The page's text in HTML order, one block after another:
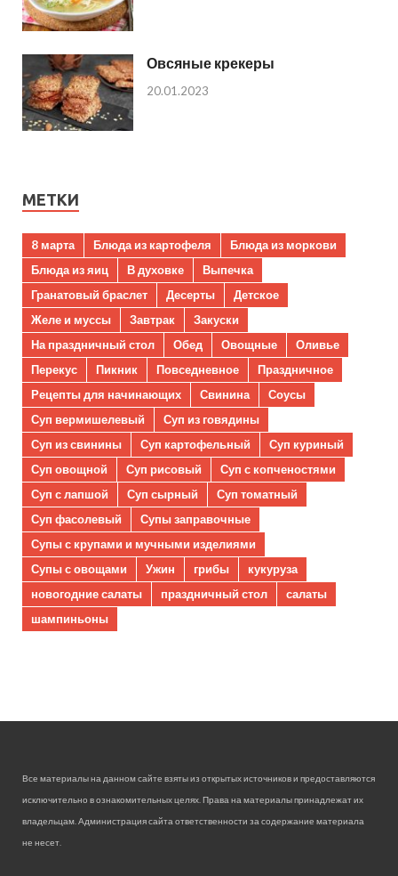
Овсяные крекеры
20.01.2023
МЕТКИ
8 марта Блюда из картофеля
Блюда из моркови
Блюда из яиц
В духовке
Выпечка
Гранатовый браслет
Десерты
Детское
Желе и муссы
Завтрак
Закуски
На праздничный стол
Обед Овощные
Оливье
Перекус
Пикник Повседневное
Праздничное
Рецепты для начинающих
Свинина
Соусы
Суп вермишелевый
Суп из говядины
Суп из свинины
Суп картофельный
Суп куриный
Суп овощной
Суп рисовый
Суп с копченостями
Суп с лапшой
Суп сырный
Суп томатный
Суп фасолевый
Супы заправочные
Супы с крупами и мучными изделиями
Супы с овощами
Ужин грибы
кукуруза
новогодние салаты
праздничный стол
салаты
шампиньоны
Все материалы на данном сайте взяты из открытых источников и предоставляются
исключительно в ознакомительных целях. Права на материалы принадлежат их
владельцам. Администрация сайта ответственности за содержание материала
не несет.